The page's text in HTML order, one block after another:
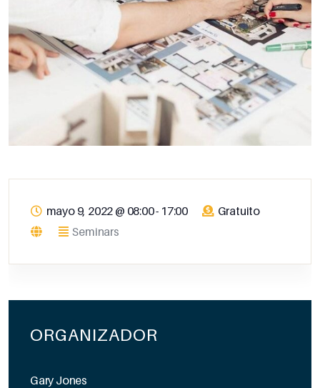
mayo 9, 2022 @ 08:00 - 17:00
Gratuito
Seminars
ORGANIZADOR
Gary Jones